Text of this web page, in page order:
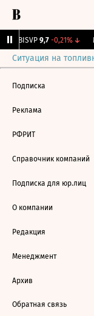
BISVP 9,7 -0,21%↓
Ситуация на
Подписка
Реклама
РФРИТ
Справочник компаний
Подписка для юр.лиц
О компании
Редакция
Менеджмент
Архив
Обратная связь